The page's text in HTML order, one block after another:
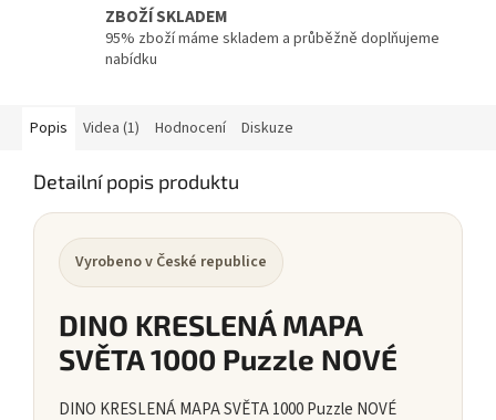
ZBOŽÍ SKLADEM
95% zboží máme skladem a průběžně doplňujeme
nabídku
Popis Videa (1) Hodnocení Diskuze
Detailní popis produktu
Vyrobeno v České republice
DINO KRESLENÁ MAPA
SVĚTA 1000 Puzzle NOVÉ
DINO KRESLENÁ MAPA SVĚTA 1000 Puzzle NOVÉ